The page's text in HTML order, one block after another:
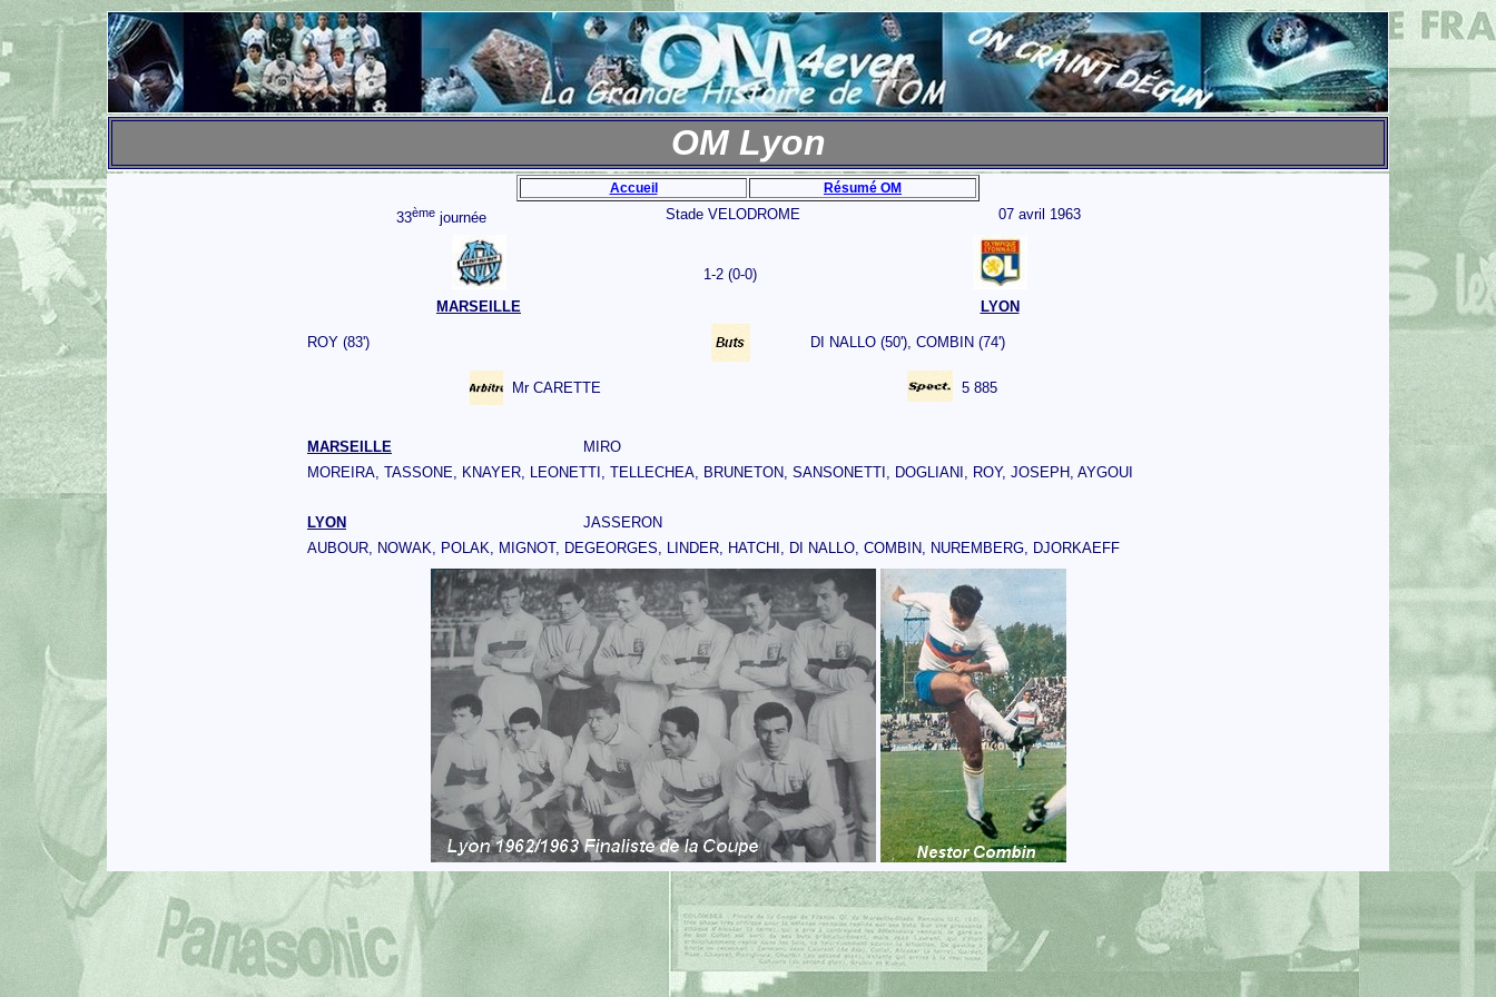
OM Lyon
Accueil Résumé OM
33èmejournée Stade VELODROME 07 avril 1963
1-2 (0-0)
MARSEILLE
LYON
ROY (83') DI NALLO (50'), COMBIN (74')
Mr CARETTE 5 885
MARSEILLE
MIRO
MOREIRA, TASSONE, KNAYER, LEONETTI, TELLECHEA, BRUNETON, SANSONETTI, DOGLIANI, ROY, JOSEPH, AYGOUI
LYON
JASSERON
AUBOUR, NOWAK, POLAK, MIGNOT, DEGEORGES, LINDER, HATCHI, DI NALLO, COMBIN, NUREMBERG, DJORKAEFF